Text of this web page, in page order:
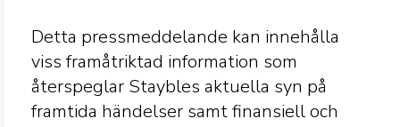
Detta pressmeddelande kan innehålla
viss framåtriktad information som
återspeglar Staybles aktuella syn på
framtida händelser samt finansiell och